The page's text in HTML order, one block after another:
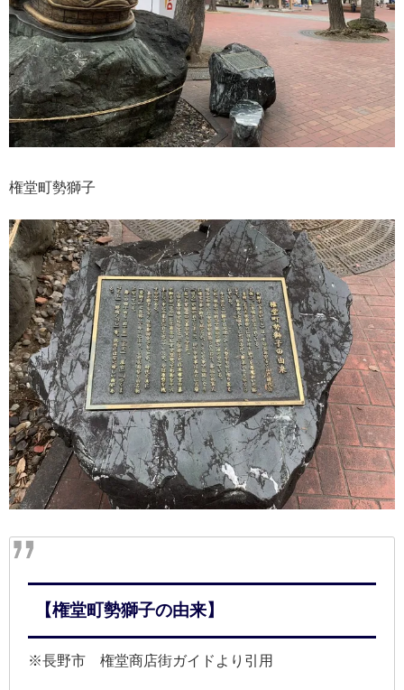
権堂町勢獅子
【権堂町勢獅子の由来】
※長野市 権堂商店街ガイドより引用